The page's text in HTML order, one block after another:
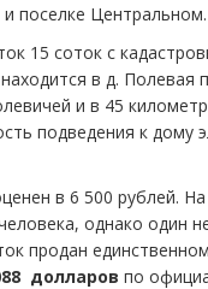
поселке Центральном.
15 соток с
находится в д. Полевая
и в 45
подведения к дому
в 6 500 рублей.
однако один
продан
долларов по